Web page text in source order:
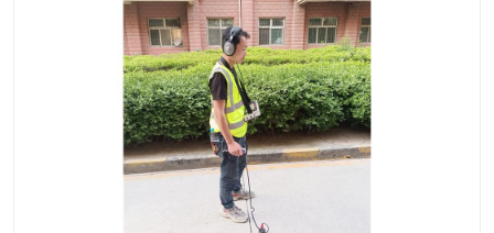
供热管道漏水 排水管道漏水
自来水管漏水 管道疏通
高压车疏通清淤